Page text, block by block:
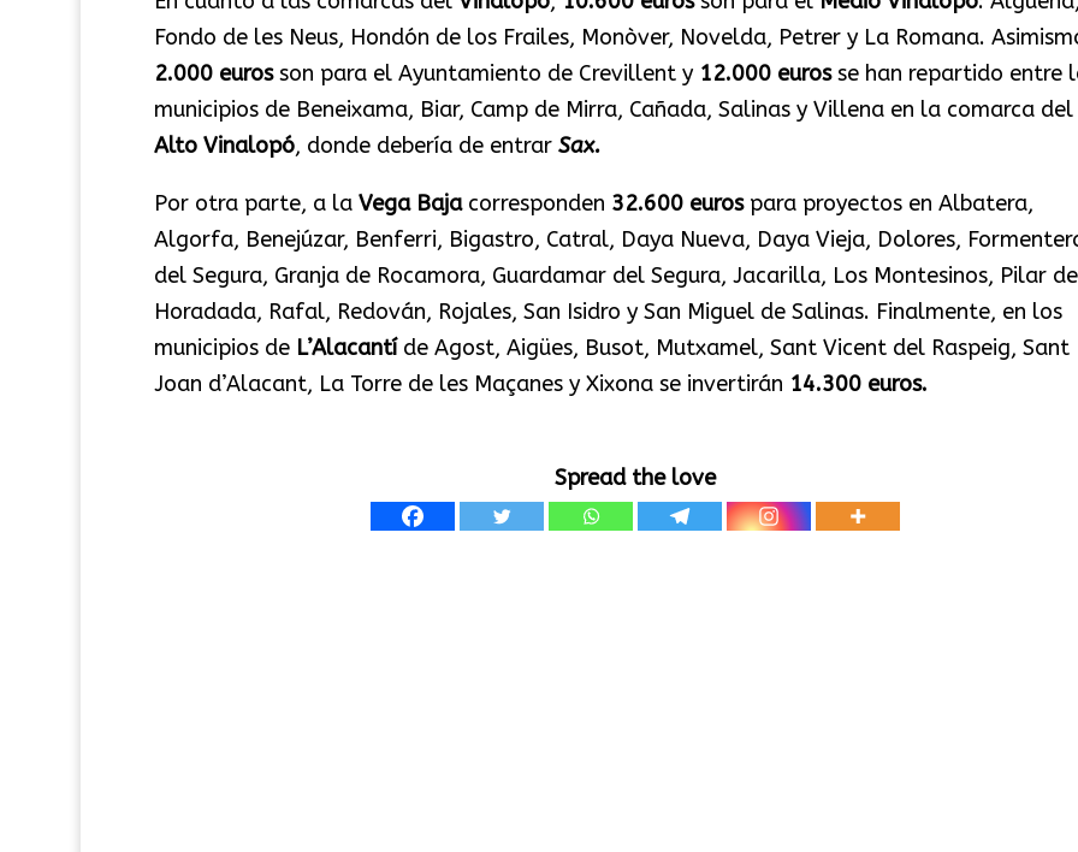
Fondo de les Neus, Hondón de los Frailes, Monòver, Novelda, Petrer y La Romana.
2.000 eurosson para el Ayuntamiento de Crevillent y 12.000 eurosse han repartido entre
municipios de Beneixama, Biar, Camp de Mirra, Cañada, Salinas y Villena en la comarca del
Alto Vinalopó, donde debería de entrar Sax.
Por otra parte, a la Vega Bajacorresponden 32.600 eurospara proyectos en Albatera,
Algorfa, Benejúzar, Benferri, Bigastro, Catral, Daya Nueva, Daya Vieja, Dolores,
del Segura, Granja de Rocamora, Guardamar del Segura, Jacarilla, Los Montesinos, Pilar
Horadada, Rafal, Redován, Rojales, San Isidro y San Miguel de Salinas. Finalmente, en los
municipios de L’Alacantíde Agost, Aigües, Busot, Mutxamel, Sant Vicent del Raspeig, Sant
Joan d’Alacant, La Torre de les Maçanes y Xixona se invertirán 14.300 euros.
Spread the love